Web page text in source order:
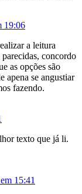
19:06
a leitura
concordo
as opções são
apena se angustiar
fazendo.
texto que já li.
15:41